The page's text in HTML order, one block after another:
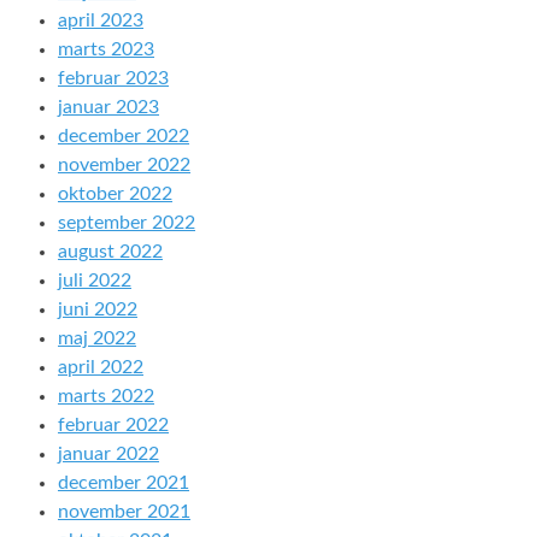
april 2023
marts 2023
februar 2023
januar 2023
december 2022
november 2022
oktober 2022
september 2022
august 2022
juli 2022
juni 2022
maj 2022
april 2022
marts 2022
februar 2022
januar 2022
december 2021
november 2021